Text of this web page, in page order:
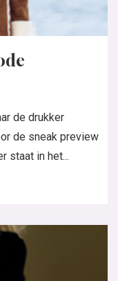
de drukker
de sneak preview
staat in het...